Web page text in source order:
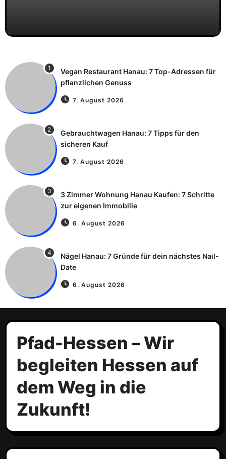
1
Vegan Restaurant Hanau: 7 Top-Adressen für
pflanzlichen Genuss
7. August 2026
2
Gebrauchtwagen Hanau: 7 Tipps für den
sicheren Kauf
7. August 2026
3
3 Zimmer Wohnung Hanau Kaufen: 7 Schritte
zur eigenen Immobilie
6. August 2026
4
Nägel Hanau: 7 Gründe für dein nächstes Nail-
Date
6. August 2026
Pfad-Hessen – Wir
begleiten Hessen auf
dem Weg in die
Zukunft!